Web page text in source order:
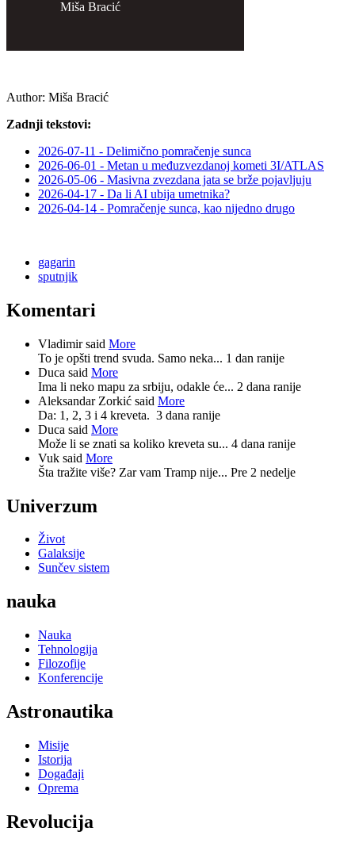
Miša Bracić
Author: Miša Bracić
Zadnji tekstovi:
2026-07-11 - Delimično pomračenje sunca
2026-06-01 - Metan u međuzvezdanoj kometi 3I/ATLAS
2026-05-06 - Masivna zvezdana jata se brže pojavljuju
2026-04-17 - Da li AI ubija umetnika?
2026-04-14 - Pomračenje sunca, kao nijedno drugo
gagarin
sputnjik
Komentari
Vladimir said More
To je opšti trend svuda. Samo neka... 1 dan ranije
Duca said More
Ima li neko mapu za srbiju, odakle će... 2 dana ranije
Aleksandar Zorkić said More
Da: 1, 2, 3 i 4 kreveta. 3 dana ranije
Duca said More
Može li se znati sa koliko kreveta su... 4 dana ranije
Vuk said More
Šta tražite više? Zar vam Tramp nije... Pre 2 nedelje
Univerzum
Život
Galaksije
Sunčev sistem
nauka
Nauka
Tehnologija
Filozofije
Konferencije
Astronautika
Misije
Istorija
Događaji
Oprema
Revolucija